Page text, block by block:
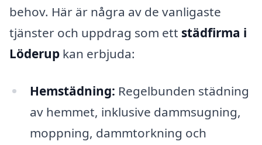
behov. Här är några av de vanligaste
tjänster och uppdrag som ett städfirma i
Löderup kan erbjuda:
Hemstädning: Regelbunden städning
av hemmet, inklusive dammsugning,
moppning, dammtorkning och